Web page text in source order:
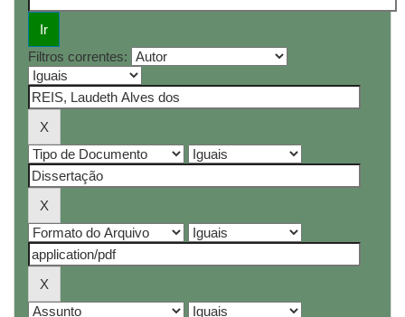
Filtros correntes: